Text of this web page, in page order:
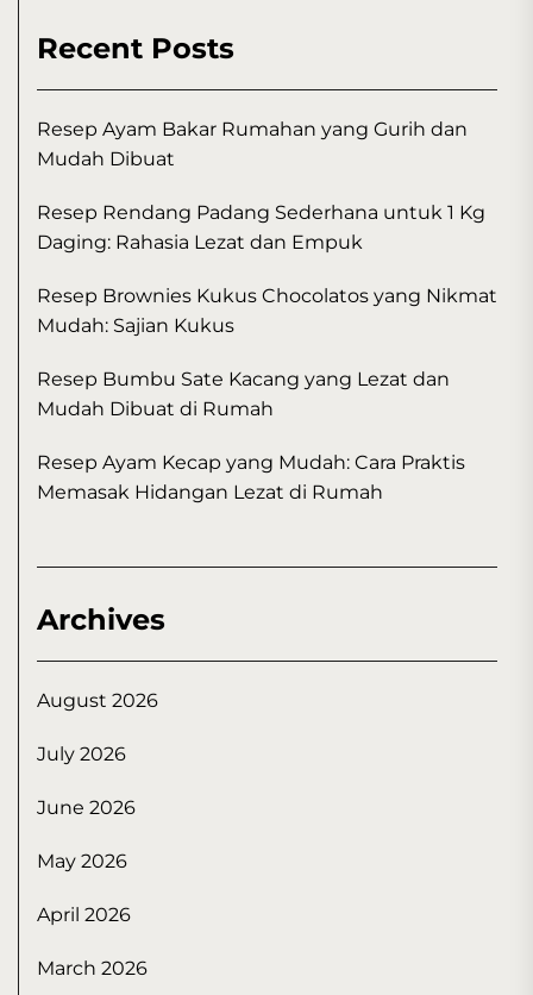
Recent Posts
Resep Ayam Bakar Rumahan yang Gurih dan
Mudah Dibuat
Resep Rendang Padang Sederhana untuk 1 Kg
Daging: Rahasia Lezat dan Empuk
Resep Brownies Kukus Chocolatos yang Nikmat
Mudah: Sajian Kukus
Resep Bumbu Sate Kacang yang Lezat dan
Mudah Dibuat di Rumah
Resep Ayam Kecap yang Mudah: Cara Praktis
Memasak Hidangan Lezat di Rumah
Archives
August 2026
July 2026
June 2026
May 2026
April 2026
March 2026